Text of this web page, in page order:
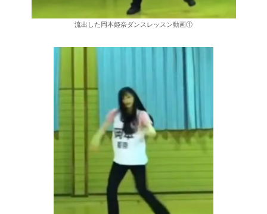
流出した岡本姫奈ダンスレッスン動画①